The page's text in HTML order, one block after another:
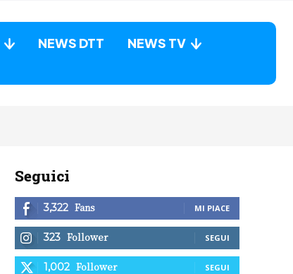
NEWS DTT
NEWS TV
Seguici
3,322 Fans MI PIACE
323 Follower SEGUI
1,002 Follower SEGUI